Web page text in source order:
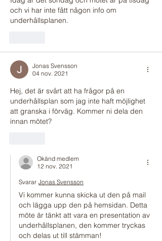
och vi har inte fått någon info om
underhållsplanen.
Jonas Svensson
04 nov. 2021
Hej, det är svårt att ha frågor på en
underhållsplan som jag inte haft möjlighet
att granska i förväg. Kommer ni dela den
innan mötet?
Okänd medlem
12 nov. 2021
Svarar Jonas Svensson
Vi kommer kunna skicka ut den på mail
och lägga upp den på hemsidan. Detta
möte är tänkt att vara en presentation av
underhållsplanen, den kommer tryckas
och delas ut till stämman!